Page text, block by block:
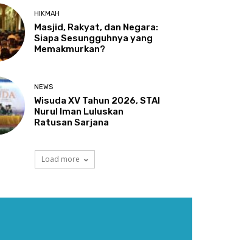
HIKMAH
Masjid, Rakyat, dan Negara:
Siapa Sesungguhnya yang
Memakmurkan?
NEWS
Wisuda XV Tahun 2026, STAI
Nurul Iman Luluskan
Ratusan Sarjana
Load more